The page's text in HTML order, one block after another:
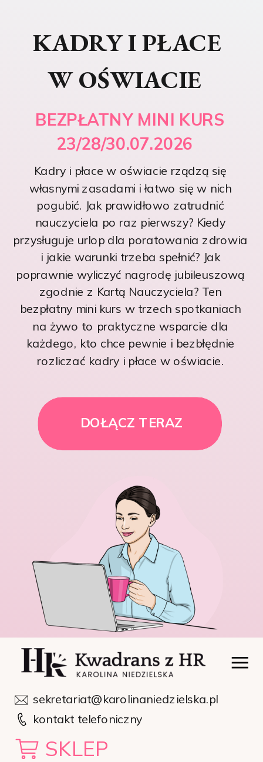
BEZPŁATNY MINI KURS
Kadry i płace w oświacie rządzą się
własnymi zasadami i łatwo się w nich
pogubić. Jak prawidłowo zatrudnić
nauczyciela po raz pierwszy? Kiedy
przysługuje urlop dla poratowania zdrowia
i jakie warunki trzeba spełnić? Jak
poprawnie wyliczyć nagrodę jubileuszową
zgodnie z Kartą Nauczyciela? Ten
bezpłatny mini kurs w trzech spotkaniach
na żywo to praktyczne wsparcie dla
każdego, kto chce pewnie i bezbłędnie
rozliczać kadry i płace w oświacie.
DOŁĄCZ TERAZ
KADRY I PŁACE
W OŚWIACIE
23/28/30.07.2026
sekretariat@karolinaniedzielska.pl
kontakt telefoniczny
SKLEP